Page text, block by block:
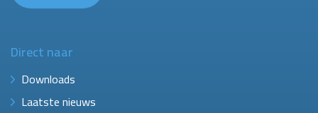
Direct naar
Downloads
Laatste nieuws